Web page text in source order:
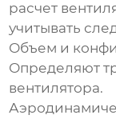
расчет
учитывать
Объем и
Определяют
вентилятора.